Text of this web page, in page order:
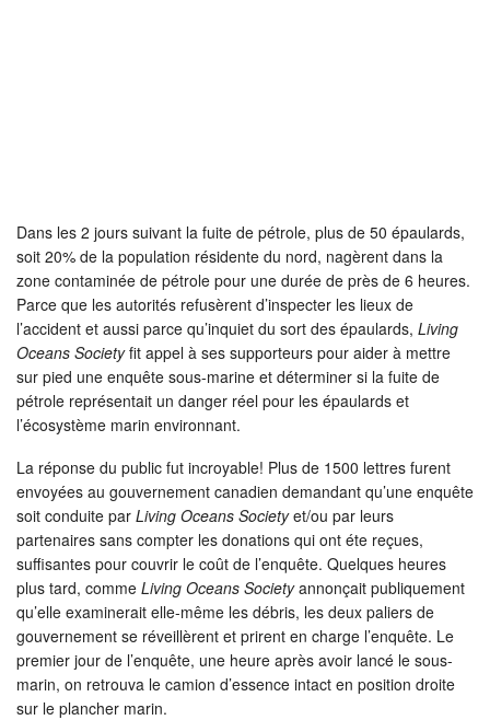
Dans les 2 jours suivant la fuite de pétrole, plus de 50 épaulards,
soit 20% de la population résidente du nord, nagèrent dans la
zone contaminée de pétrole pour une durée de près de 6 heures.
Parce que les autorités refusèrent d’inspecter les lieux de
l’accident et aussi parce qu’inquiet du sort des épaulards, Living
Oceans Societyfit appel à ses supporteurs pour aider à mettre
sur pied une enquête sous-marine et déterminer si la fuite de
pétrole représentait un danger réel pour les épaulards et
l’écosystème marin environnant.
La réponse du public fut incroyable! Plus de 1500 lettres furent
envoyées au gouvernement canadien demandant qu’une enquête
soit conduite par Living Oceans Societyet/ou par leurs
partenaires sans compter les donations qui ont éte reçues,
suffisantes pour couvrir le coût de l’enquête. Quelques heures
plus tard, comme Living Oceans Societyannonçait publiquement
qu’elle examinerait elle-même les débris, les deux paliers de
gouvernement se réveillèrent et prirent en charge l’enquête. Le
premier jour de l’enquête, une heure après avoir lancé le sous-
marin, on retrouva le camion d’essence intact en position droite
sur le plancher marin.